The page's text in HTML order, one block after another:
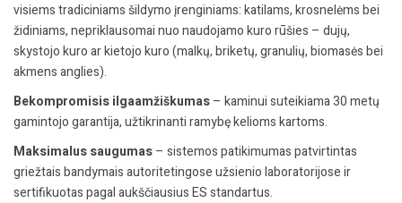
visiems tradiciniams šildymo įrenginiams: katilams, krosnelėms bei
židiniams, nepriklausomai nuo naudojamo kuro rūšies – dujų,
skystojo kuro ar kietojo kuro (malkų, briketų, granulių, biomasės bei
akmens anglies).
Bekompromisis ilgaamžiškumas– kaminui suteikiama 30 metų
gamintojo garantija, užtikrinanti ramybę kelioms kartoms.
Maksimalus saugumas– sistemos patikimumas patvirtintas
griežtais bandymais autoritetingose užsienio laboratorijose ir
sertifikuotas pagal aukščiausius ES standartus.